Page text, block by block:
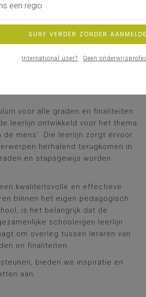
en praktische
bij het ontwikkelen van
leerlijn.
voor alle graden en finaliteiten
leerlijn ontwikkeld voor het thema
de mens’. Die leerlijn zorgt ervoor
herhalend terugkomen in
en stapsgewijs worden
kwaliteitsvolle en effectieve
binnen het eigen pedagogisch
is het belangrijk dat de
schooleigen leerlijn
om overleg tussen leraren van
en finaliteiten.
bieden we inspiratie en
aan.
een regio
SURF VERDER ZONDER
International user? Geen